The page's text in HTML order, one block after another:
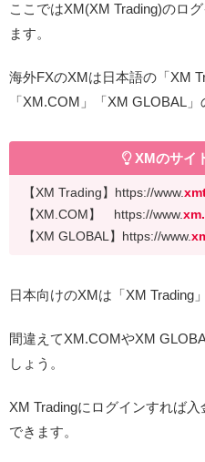
ここではXM(XM Trading)のロ
ます。
海外FXのXMは日本語の「XM
「XM.COM」「XM GLOBAL」
XMのサイ
【XM Trading】https://www.
【XM.COM】 https://www.
【XM GLOBAL】https://www.
日本向けのXMは「XM Trading
間違えてXM.COMやXM
しょう。
XM Tradingにログインすれば
できます。